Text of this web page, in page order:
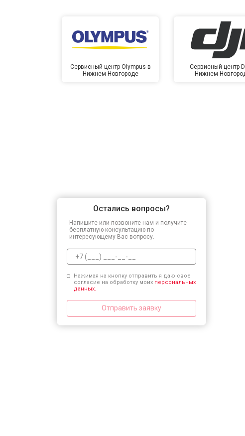
Сервисный центр Olympus в
Нижнем Новгороде
Сервисный центр
Нижнем
Остались вопросы?
Напишите или позвоните нам и получите
бесплатную консультацию по
интересующему Вас вопросу.
Нажимая на кнопку отправить я даю свое
согласие на обработку моих персональных
данных.
Отправить заявку